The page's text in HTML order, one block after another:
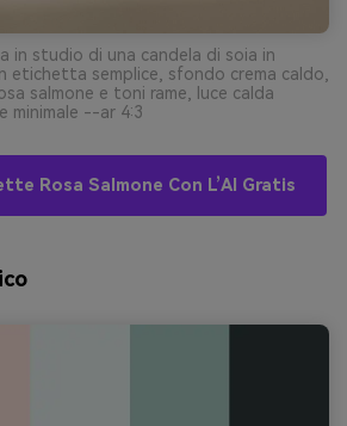
in studio di una candela di soia in
semplice, sfondo crema caldo,
salmone e toni rame, luce calda
minimale --ar 4:3
Rosa Salmone Con L’AI Gratis